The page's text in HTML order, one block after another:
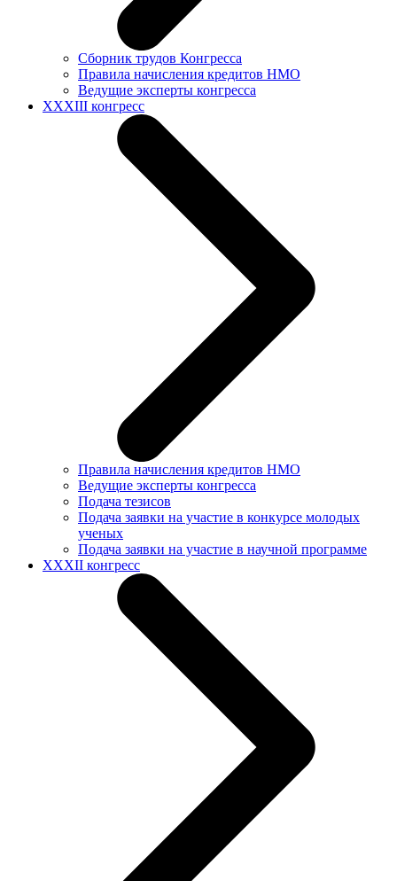
Сборник трудов Конгресса
Правила начисления кредитов НМО
Ведущие эксперты конгресса
XXXIII конгресс
Правила начисления кредитов НМО
Ведущие эксперты конгресса
Подача тезисов
Подача заявки на участие в конкурсе молодых
ученых
Подача заявки на участие в научной программе
XXXII конгресс